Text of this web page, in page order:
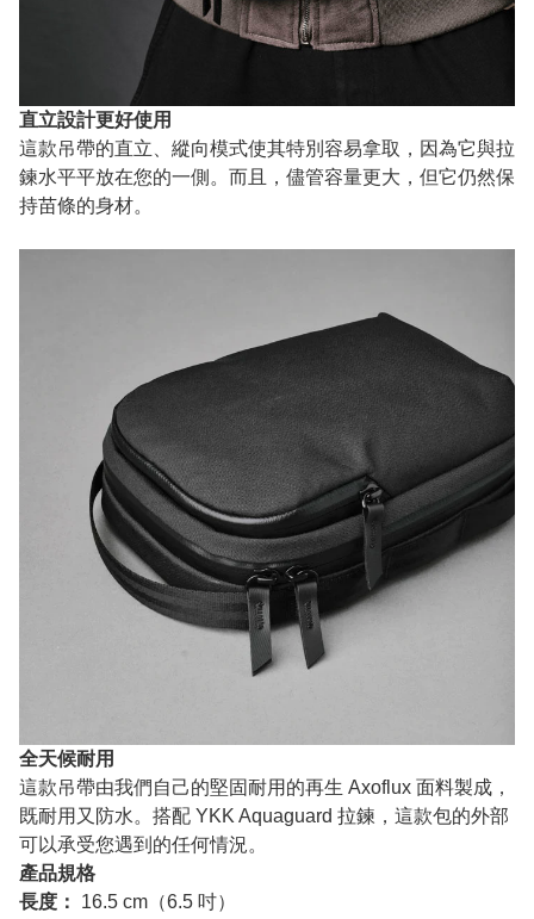
直立設計更好使用
這款吊帶的直立、縱向模式使其特別容易拿取，因為它與拉
鍊水平平放在您的一側。而且，儘管容量更大，但它仍然保
持苗條的身材。
全天候耐用
這款吊帶由我們自己的堅固耐用的再生 Axoflux 面料製成，
既耐用又防水。搭配 YKK Aquaguard 拉鍊，這款包的外部
可以承受您遇到的任何情況。
產品規格
長度：
16.5 cm（6.5 吋）